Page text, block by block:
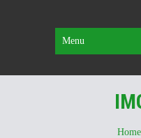
Menu
Home